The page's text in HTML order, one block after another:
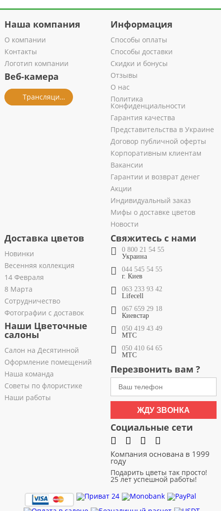
Наша компания
О компании
Контакты
Логотип компании
Веб-камера
Трансляция из салона
Информация
Способы оплаты
Способы доставки
Скидки и бонусы
Отзывы
О нас
Политика
Конфиденциальности
Гарантия качества
Представительства в Украине
Договор публичной оферты
Корпоративным клиентам
Вакансии
Гарантии и возврат денег
Акции
Индивидуальный заказ
Мифы о доставке цветов
Новости
Доставка цветов
Новинки
Весенняя коллекция
14 Февраля
8 Марта
Сотрудничество
Фотографии с доставок
Наши Цветочные
салоны
Салон на Десятинной
Оформление помещений
Наша команда
Советы по флористике
Наши работы
Свяжитесь с нами
0 800 21 54 55
Украина
044 545 54 55
г. Киев
063 233 93 42
Lifecell
067 659 29 18
Киевстар
050 419 43 49
МТС
050 410 64 65
МТС
Перезвонить вам ?
ЖДУ ЗВОНКА
Социальные сети
Компания основана в 1999
году
Подарить цветы так просто!
25 лет успешной работы!